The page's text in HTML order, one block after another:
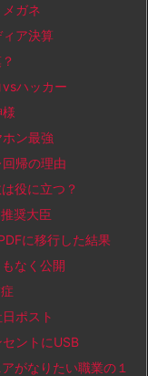
ガネ
ア決算
ハッカー
ン最強
帰の理由
役に立つ？
奨大臣
に移行した結果
なく公開
ポスト
ントにUSB
がなりたい職業の１